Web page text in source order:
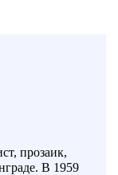
прозаик,
В 1959